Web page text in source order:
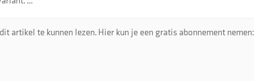
artikel te kunnen lezen. Hier kun je een gratis abonnement nemen: